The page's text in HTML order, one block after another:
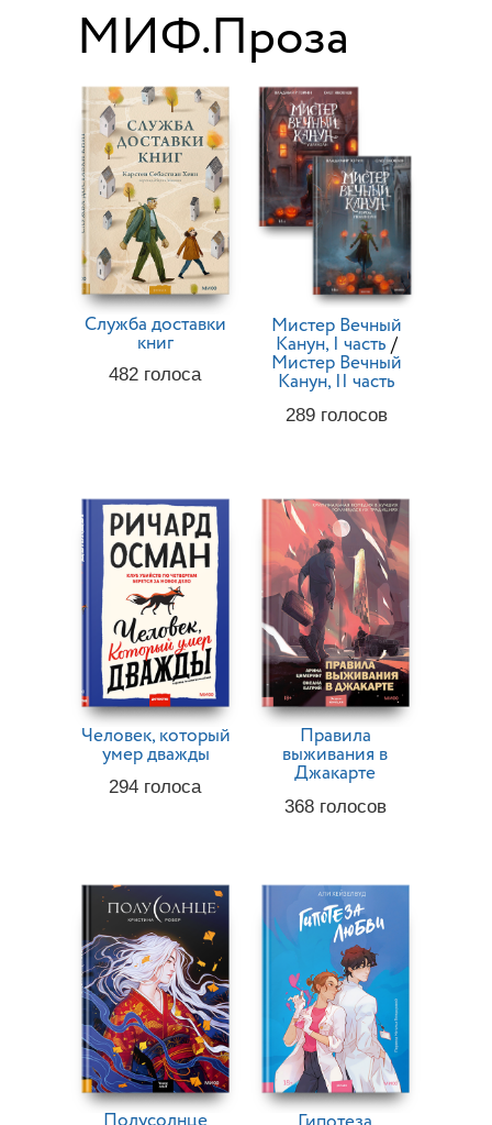
МИФ.Проза
482 голоса
Служба доставки
книг
294 голоса
Человек, который
умер дважды
368 голосов
Правила
выживания в
Джакарте
289 голосов
Мистер Вечный
Канун, I часть /
Мистер Вечный
Канун, II часть